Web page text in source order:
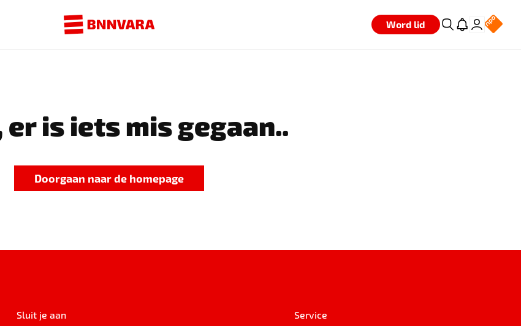
Word lid
er is iets mis gegaan..
Doorgaan naar de homepage
Sluit je aan Service